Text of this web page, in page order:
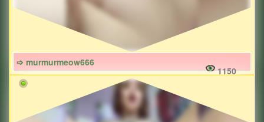
➩ murmurmeow666
1150